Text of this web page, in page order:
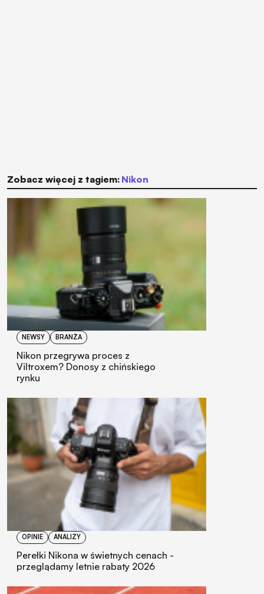
Zobacz więcej z tagiem: Nikon
NEWSY BRANŻA
Nikon przegrywa proces z
Viltroxem? Donosy z chińskiego
rynku
OPINIE ANALIZY
Perełki Nikona w świetnych cenach -
przeglądamy letnie rabaty 2026